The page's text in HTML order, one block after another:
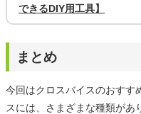
できるDIY用工具】
まとめ
今回はクロスバイスのおすす
スには、さまざまな種類があ